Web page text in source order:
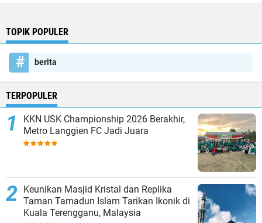
TOPIK POPULER
berita
TERPOPULER
KKN USK Championship 2026 Berakhir,
Metro Langgien FC Jadi Juara
Keunikan Masjid Kristal dan Replika
Taman Tamadun Islam Tarikan Ikonik di
Kuala Terengganu, Malaysia